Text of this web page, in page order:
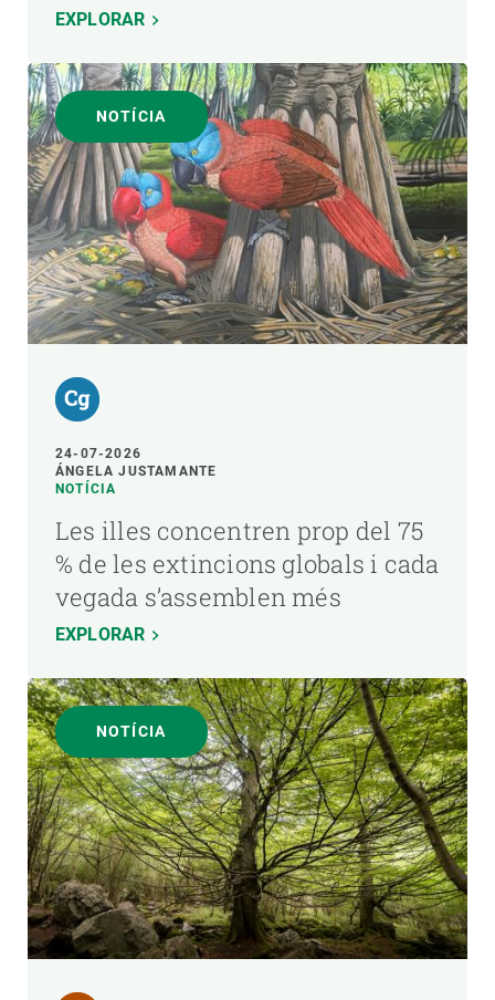
EXPLORAR
NOTÍCIA
24-07-2026
ÁNGELA JUSTAMANTE
NOTÍCIA
Les illes concentren prop del 75
% de les extincions globals i cada
vegada s’assemblen més
EXPLORAR
NOTÍCIA